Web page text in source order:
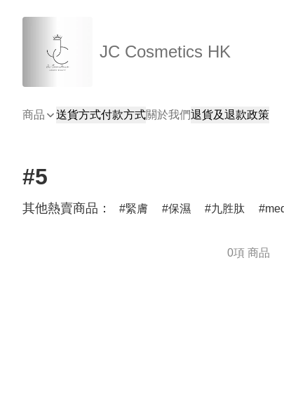
JC Cosmetics HK
商品 送貨方式付款方式關於我們退貨及退款政策
#5
其他熱賣商品： 緊膚 保濕 九胜肽
0項 商品